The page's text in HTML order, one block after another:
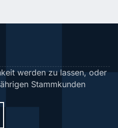
werden zu lassen, oder
Stammkunden